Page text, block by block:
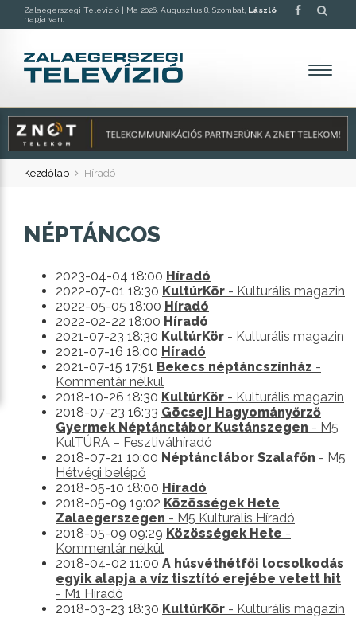
Zalaegerszegi Televízió | Ma 2026. Augusztus 8. Szombat, László
napja van.
Kezdőlap Híradó
NÉPTÁNCOS
2023-04-04 18:00 Híradó
2022-07-01 18:30 KultúrKör - Kulturális magazin
2022-05-05 18:00 Híradó
2022-02-22 18:00 Híradó
2021-07-23 18:30 KultúrKör - Kulturális magazin
2021-07-16 18:00 Híradó
2021-07-15 17:51 Bekecs néptáncszínház -
Kommentár nélkül
2018-10-26 18:30 KultúrKör - Kulturális magazin
2018-07-23 16:33 Göcseji Hagyományőrző
Gyermek Néptánctábor Kustánszegen - M5
KulTÚRA – Fesztiválhíradó
2018-07-21 10:00 Néptánctábor Szalafőn - M5
Hétvégi belépő
2018-05-10 18:00 Híradó
2018-05-09 19:02 Közösségek Hete
Zalaegerszegen - M5 Kulturális Híradó
2018-05-09 09:29 Közösségek Hete -
Kommentár nélkül
2018-04-02 11:00 A húsvéthétfői locsolkodás
egyik alapja a víz tisztító erejébe vetett hit
- M1 Híradó
2018-03-23 18:30 KultúrKör - Kulturális magazin